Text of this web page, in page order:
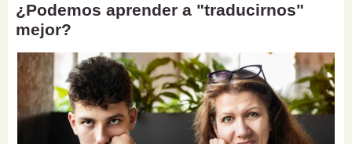
¿Podemos aprender a "traducirnos"
mejor?